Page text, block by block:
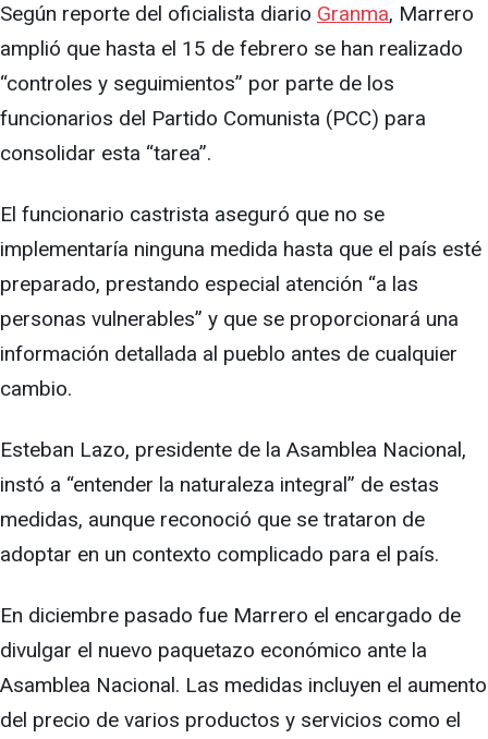
Según reporte del oficialista diario Granma, Marrero
amplió que hasta el 15 de febrero se han realizado
“controles y seguimientos” por parte de los
funcionarios del Partido Comunista (PCC) para
consolidar esta “tarea”.
El funcionario castrista aseguró que no se
implementaría ninguna medida hasta que el país esté
preparado, prestando especial atención “a las
personas vulnerables” y que se proporcionará una
información detallada al pueblo antes de cualquier
cambio.
Esteban Lazo, presidente de la Asamblea Nacional,
instó a “entender la naturaleza integral” de estas
medidas, aunque reconoció que se trataron de
adoptar en un contexto complicado para el país.
En diciembre pasado fue Marrero el encargado de
divulgar el nuevo paquetazo económico ante la
Asamblea Nacional. Las medidas incluyen el aumento
del precio de varios productos y servicios como el